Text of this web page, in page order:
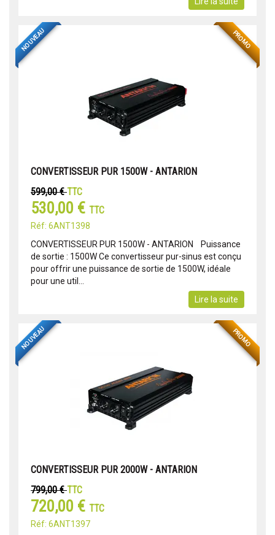
PROMO
NOUVEAU
CONVERTISSEUR PUR 1500W - ANTARION
599,00 €TTC
530,00 € TTC
Réf: 6ANT1398
CONVERTISSEUR PUR 1500W - ANTARION Puissance
de sortie : 1500W Ce convertisseur pur-sinus est conçu
pour offrir une puissance de sortie de 1500W, idéale
pour une util...
Lire la suite
PROMO
NOUVEAU
CONVERTISSEUR PUR 2000W - ANTARION
799,00 €TTC
720,00 € TTC
Réf: 6ANT1397